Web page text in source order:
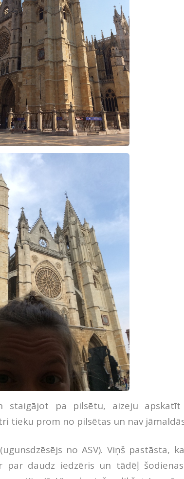
staigājot pa pilsētu, aizeju apskatīt
tieku prom no pilsētas un nav
no ASV). Viņš pastāsta,
par daudz iedzēris un tādēļ